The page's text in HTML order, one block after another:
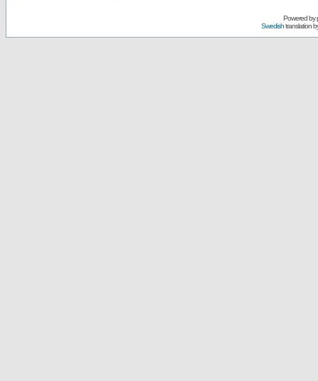
Powered by
Swedishtranslation